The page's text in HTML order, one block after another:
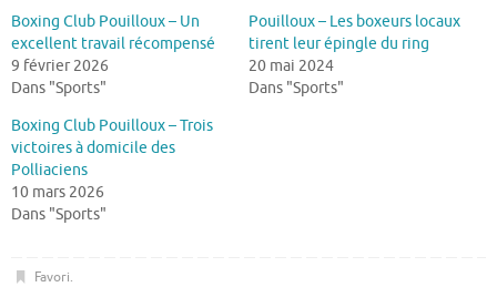
Boxing Club Pouilloux – Un
excellent travail récompensé
9 février 2026
Dans "Sports"
Pouilloux – Les boxeurs locaux
tirent leur épingle du ring
20 mai 2024
Dans "Sports"
Boxing Club Pouilloux – Trois
victoires à domicile des
Polliaciens
10 mars 2026
Dans "Sports"
Favori.